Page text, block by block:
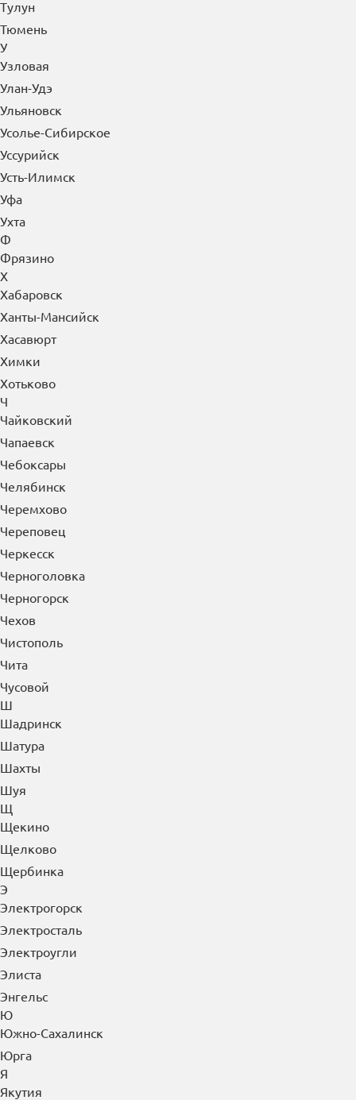
Тулун
Тюмень
У
Узловая
Улан-Удэ
Ульяновск
Усолье-Сибирское
Уссурийск
Усть-Илимск
Уфа
Ухта
Ф
Фрязино
Х
Хабаровск
Ханты-Мансийск
Хасавюрт
Химки
Хотьково
Ч
Чайковский
Чапаевск
Чебоксары
Челябинск
Черемхово
Череповец
Черкесск
Черноголовка
Черногорск
Чехов
Чистополь
Чита
Чусовой
Ш
Шадринск
Шатура
Шахты
Шуя
Щ
Щекино
Щелково
Щербинка
Э
Электрогорск
Электросталь
Электроугли
Элиста
Энгельс
Ю
Южно-Сахалинск
Юрга
Я
Якутия